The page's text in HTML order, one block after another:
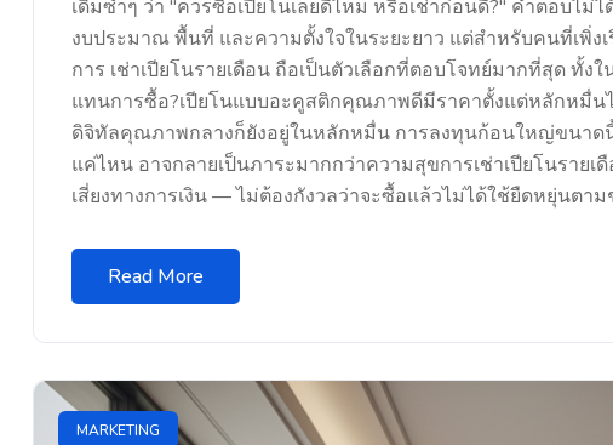
เดิมซ้ำๆ ว่า "ควรซื้อเปียโนเลยดีไหม หรือเช่าก่อนดี?" คำตอบไ
งบประมาณ พื้นที่ และความตั้งใจในระยะยาว แต่สำหรับคนที่เพิ่ง
การ เช่าเปียโนรายเดือน ถือเป็นตัวเลือกที่ตอบโจทย์มากที่สุด ทั้
แทนการซื้อ?เปียโนแบบอะคูสติกคุณภาพดีมีราคาตั้งแต่หลักหมื่
ดิจิทัลคุณภาพกลางก็ยังอยู่ในหลักหมื่น การลงทุนก้อนใหญ่ขนาด
แค่ไหน อาจกลายเป็นภาระมากกว่าความสุขการเช่าเปียโนราย
เสี่ยงทางการเงิน — ไม่ต้องกังวลว่าจะซื้อแล้วไม่ได้ใช้ยืดหยุ่นตา
Read More
MARKETING